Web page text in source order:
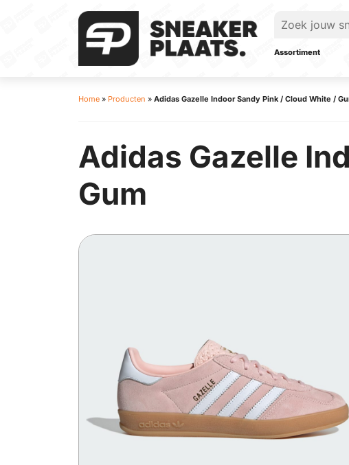
Assortiment
Home » Producten » Adidas Gazelle Indoor Sandy Pink / Cloud White /
Adidas Gazelle
Gum